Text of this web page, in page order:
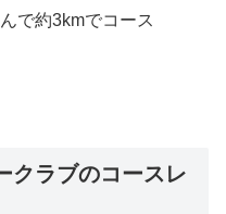
で約3kmでコース
クラブのコースレ